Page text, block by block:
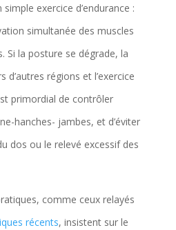
simple exercice d’endurance :
simultanée des muscles
Si la posture se dégrade, la
d’autres régions et l’exercice
primordial de contrôler
hanches- jambes, et d’éviter
dos ou le relevé excessif des
comme ceux relayés
récents, insistent sur le